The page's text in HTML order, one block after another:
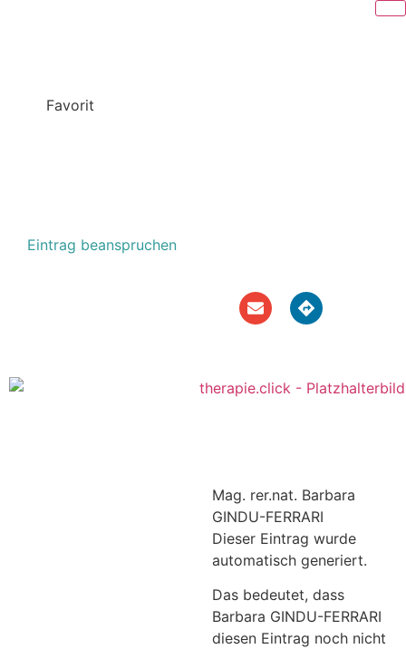
Favorit
Eintrag beanspruchen
Mag. rer.nat. Barbara
GINDU-FERRARI
Dieser Eintrag wurde
automatisch generiert.
Das bedeutet, dass
Barbara GINDU-FERRARI
diesen Eintrag noch nicht